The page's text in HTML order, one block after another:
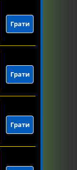
Грати
Грати
Грати